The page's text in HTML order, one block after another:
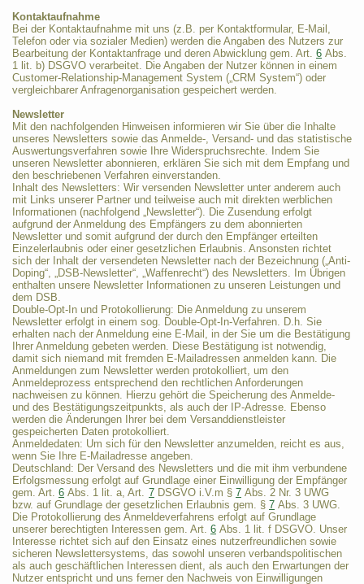
Kontaktaufnahme
Bei der Kontaktaufnahme mit uns (z.B. per Kontaktformular, E-Mail,
Telefon oder via sozialer Medien) werden die Angaben des Nutzers zur
Bearbeitung der Kontaktanfrage und deren Abwicklung gem. Art. 6 Abs.
1 lit. b) DSGVO verarbeitet. Die Angaben der Nutzer können in einem
Customer-Relationship-Management System („CRM System“) oder
vergleichbarer Anfragenorganisation gespeichert werden.
Newsletter
Mit den nachfolgenden Hinweisen informieren wir Sie über die Inhalte
unseres Newsletters sowie das Anmelde-, Versand- und das statistische
Auswertungsverfahren sowie Ihre Widerspruchsrechte. Indem Sie
unseren Newsletter abonnieren, erklären Sie sich mit dem Empfang und
den beschriebenen Verfahren einverstanden.
Inhalt des Newsletters: Wir versenden Newsletter unter anderem auch
mit Links unserer Partner und teilweise auch mit direkten werblichen
Informationen (nachfolgend „Newsletter“). Die Zusendung erfolgt
aufgrund der Anmeldung des Empfängers zu dem abonnierten
Newsletter und somit aufgrund der durch den Empfänger erteilten
Einzelerlaubnis oder einer gesetzlichen Erlaubnis. Ansonsten richtet
sich der Inhalt der versendeten Newsletter nach der Bezeichnung („Anti-
Doping“, „DSB-Newsletter“, „Waffenrecht“) des Newsletters. Im Übrigen
enthalten unsere Newsletter Informationen zu unseren Leistungen und
dem DSB.
Double-Opt-In und Protokollierung: Die Anmeldung zu unserem
Newsletter erfolgt in einem sog. Double-Opt-In-Verfahren. D.h. Sie
erhalten nach der Anmeldung eine E-Mail, in der Sie um die Bestätigung
Ihrer Anmeldung gebeten werden. Diese Bestätigung ist notwendig,
damit sich niemand mit fremden E-Mailadressen anmelden kann. Die
Anmeldungen zum Newsletter werden protokolliert, um den
Anmeldeprozess entsprechend den rechtlichen Anforderungen
nachweisen zu können. Hierzu gehört die Speicherung des Anmelde-
und des Bestätigungszeitpunkts, als auch der IP-Adresse. Ebenso
werden die Änderungen Ihrer bei dem Versanddienstleister
gespeicherten Daten protokolliert.
Anmeldedaten: Um sich für den Newsletter anzumelden, reicht es aus,
wenn Sie Ihre E-Mailadresse angeben.
Deutschland: Der Versand des Newsletters und die mit ihm verbundene
Erfolgsmessung erfolgt auf Grundlage einer Einwilligung der Empfänger
gem. Art. 6 Abs. 1 lit. a, Art. 7 DSGVO i.V.m § 7 Abs. 2 Nr. 3 UWG
bzw. auf Grundlage der gesetzlichen Erlaubnis gem. § 7 Abs. 3 UWG.
Die Protokollierung des Anmeldeverfahrens erfolgt auf Grundlage
unserer berechtigten Interessen gem. Art. 6 Abs. 1 lit. f DSGVO. Unser
Interesse richtet sich auf den Einsatz eines nutzerfreundlichen sowie
sicheren Newslettersystems, das sowohl unseren verbandspolitischen
als auch geschäftlichen Interessen dient, als auch den Erwartungen der
Nutzer entspricht und uns ferner den Nachweis von Einwilligungen